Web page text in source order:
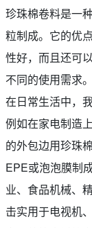
珍珠棉卷料是一
粒制成。它的优
性好，而且还可
不同的使用需求。
在日常生活中，
例如在家电制造
的外包边用珍珠
EPE或泡泡膜制
业、食品机械、
击实用于电视机